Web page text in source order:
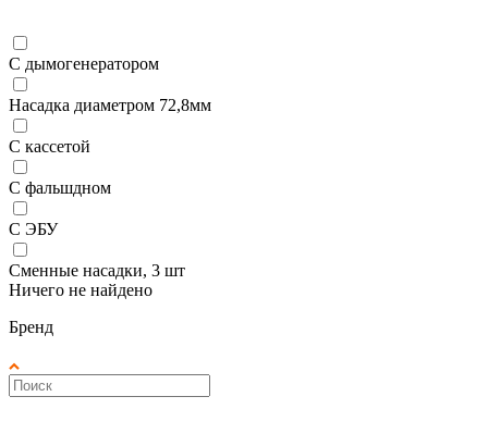
С дымогенератором
Насадка диаметром 72,8мм
С кассетой
С фальшдном
С ЭБУ
Сменные насадки, 3 шт
Ничего не найдено
Бренд